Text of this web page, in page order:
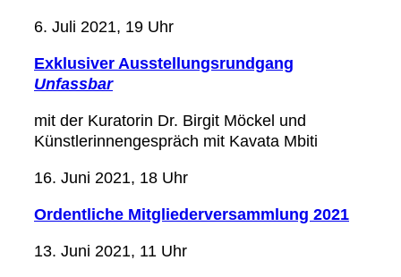
6. Juli 2021, 19 Uhr
Exklusiver Ausstellungsrundgang
Unfassbar
mit der Kuratorin Dr. Birgit Möckel und
Künstlerinnengespräch mit Kavata Mbiti
16. Juni 2021, 18 Uhr
Ordentliche Mitgliederversammlung 2021
13. Juni 2021, 11 Uhr